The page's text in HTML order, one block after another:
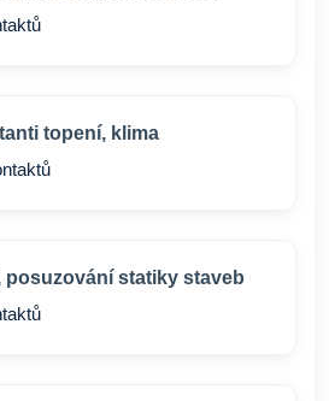
topení, klima
posuzování statiky staveb